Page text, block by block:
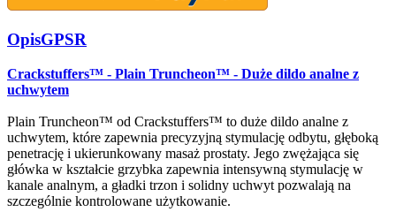
OpisGPSR
Crackstuffers™ - Plain Truncheon™ - Duże dildo analne z
uchwytem
Plain Truncheon™ od Crackstuffers™ to duże dildo analne z
uchwytem, które zapewnia precyzyjną stymulację odbytu, głęboką
penetrację i ukierunkowany masaż prostaty. Jego zwężająca się
główka w kształcie grzybka zapewnia intensywną stymulację w
kanale analnym, a gładki trzon i solidny uchwyt pozwalają na
szczególnie kontrolowane użytkowanie.